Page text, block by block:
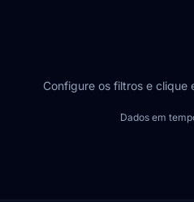
Configure os filtros e clique
Dados em